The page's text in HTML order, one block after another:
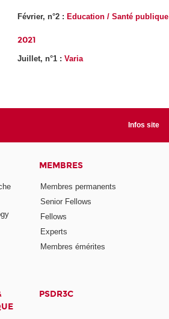
Février, n°2 : Education / Santé publique
2021
Juillet, n°1 :Varia
Infos site
MEMBRES
Membres permanents
Senior Fellows
Fellows
Experts
Membres émérites
PSDR3C